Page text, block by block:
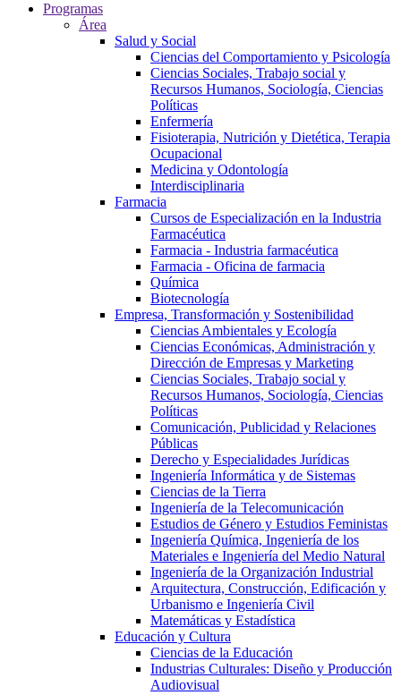
Programas
Área
Salud y Social
Ciencias del Comportamiento y Psicología
Ciencias Sociales, Trabajo social y
Recursos Humanos, Sociología, Ciencias
Políticas
Enfermería
Fisioterapia, Nutrición y Dietética, Terapia
Ocupacional
Medicina y Odontología
Interdisciplinaria
Farmacia
Cursos de Especialización en la Industria
Farmacéutica
Farmacia - Industria farmacéutica
Farmacia - Oficina de farmacia
Química
Biotecnología
Empresa, Transformación y Sostenibilidad
Ciencias Ambientales y Ecología
Ciencias Económicas, Administración y
Dirección de Empresas y Marketing
Ciencias Sociales, Trabajo social y
Recursos Humanos, Sociología, Ciencias
Políticas
Comunicación, Publicidad y Relaciones
Públicas
Derecho y Especialidades Jurídicas
Ingeniería Informática y de Sistemas
Ciencias de la Tierra
Ingeniería de la Telecomunicación
Estudios de Género y Estudios Feministas
Ingeniería Química, Ingeniería de los
Materiales e Ingeniería del Medio Natural
Ingeniería de la Organización Industrial
Arquitectura, Construcción, Edificación y
Urbanismo e Ingeniería Civil
Matemáticas y Estadística
Educación y Cultura
Ciencias de la Educación
Industrias Culturales: Diseño y Producción
Audiovisual